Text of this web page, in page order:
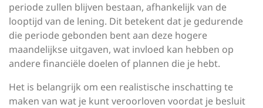
periode zullen blijven bestaan, afhankelijk van de
looptijd van de lening. Dit betekent dat je gedurende
die periode gebonden bent aan deze hogere
maandelijkse uitgaven, wat invloed kan hebben op
andere financiële doelen of plannen die je hebt.
Het is belangrijk om een realistische inschatting te
maken van wat je kunt veroorloven voordat je besluit